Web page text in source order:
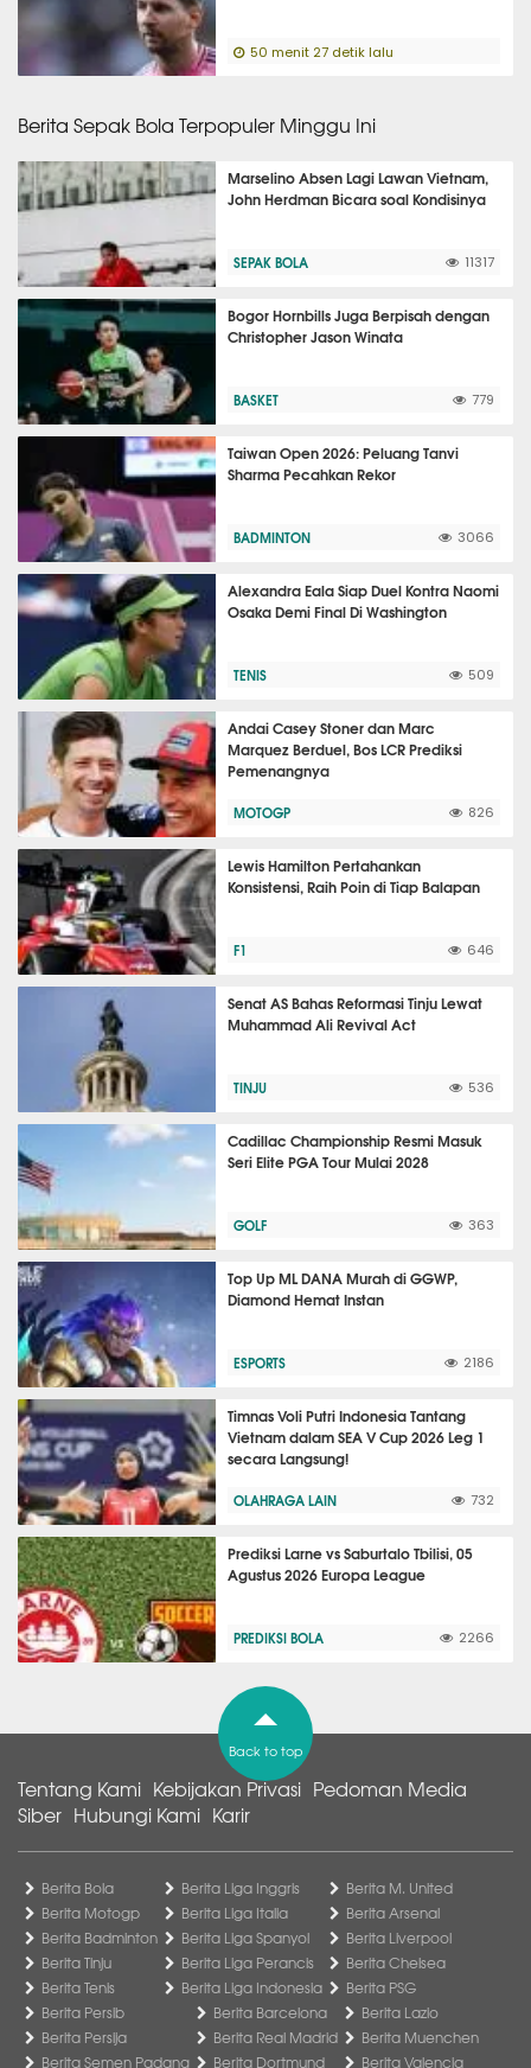
50 menit 27 detik lalu
Berita Sepak Bola Terpopuler Minggu Ini
Marselino Absen Lagi Lawan Vietnam,
John Herdman Bicara soal Kondisinya
SEPAK BOLA 11317
Bogor Hornbills Juga Berpisah dengan
Christopher Jason Winata
BASKET 779
Taiwan Open 2026: Peluang Tanvi
Sharma Pecahkan Rekor
BADMINTON 3066
Alexandra Eala Siap Duel Kontra Naomi
Osaka Demi Final Di Washington
TENIS 509
Andai Casey Stoner dan Marc
Marquez Berduel, Bos LCR Prediksi
Pemenangnya
MOTOGP 826
Lewis Hamilton Pertahankan
Konsistensi, Raih Poin di Tiap Balapan
F1 646
Senat AS Bahas Reformasi Tinju Lewat
Muhammad Ali Revival Act
TINJU 536
Cadillac Championship Resmi Masuk
Seri Elite PGA Tour Mulai 2028
GOLF 363
Top Up ML DANA Murah di GGWP,
Diamond Hemat Instan
ESPORTS 2186
Timnas Voli Putri Indonesia Tantang
Vietnam dalam SEA V Cup 2026 Leg 1
secara Langsung!
OLAHRAGA LAIN 732
Prediksi Larne vs Saburtalo Tbilisi, 05
Agustus 2026 Europa League
PREDIKSI BOLA 2266
Back to top
Tentang Kami Kebijakan Privasi Pedoman Media
Siber Hubungi Kami Karir
Berita Bola
Berita Motogp
Berita Badminton
Berita Tinju
Berita Tenis
Berita Liga Inggris
Berita Liga Italia
Berita Liga Spanyol
Berita Liga Perancis
Berita Liga Indonesia
Berita M. United
Berita Arsenal
Berita Liverpool
Berita Chelsea
Berita PSG
Berita Persib
Berita Persija
Berita Semen Padang
Berita Barcelona
Berita Real Madrid
Berita Dortmund
Berita Lazio
Berita Muenchen
Berita Valencia